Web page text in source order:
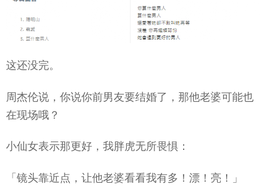
这还没完。
周杰伦说，你说你前男友要结婚了，那他老婆可能也
在现场哦？
小仙女表示那更好，我胖虎无所畏惧：
「镜头靠近点，让他老婆看看我有多！漂！亮！」